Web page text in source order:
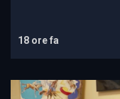
18 ore fa